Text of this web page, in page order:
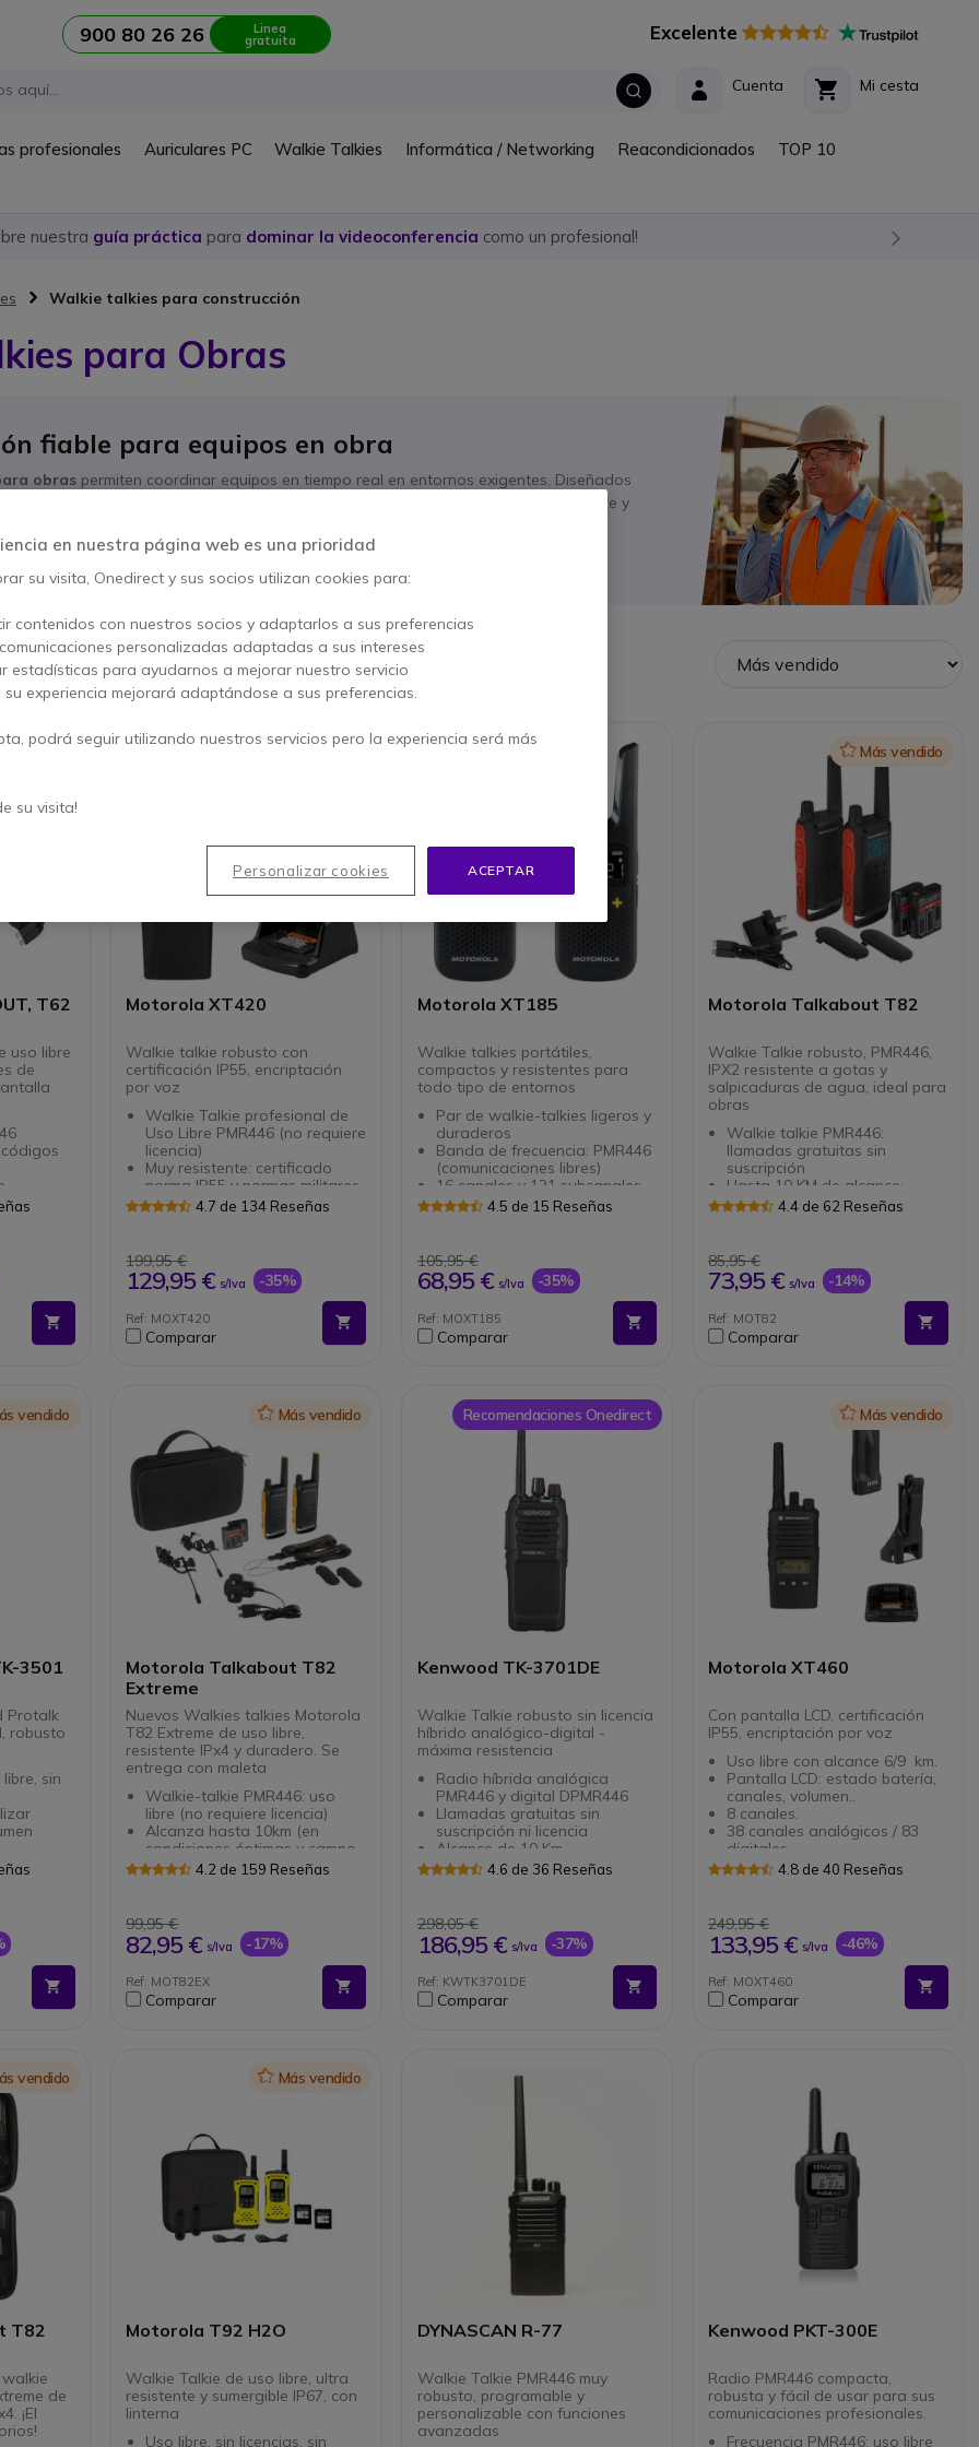
900 80 26 26 Linea
gratuita Excelente
Mi cesta
Cuenta
profesionales Auriculares PC Walkie Talkies Informática / Networking Reacondicionados TOP 10
nuestra guía práctica para dominar la videoconferencia como un profesional!
Walkie talkies para construcción
para Obras
fiable para equipos en obra
obraspermiten coordinar equipos en tiempo real en entornos exigentes. Diseñados
ofrecen resistencia al polvo, lluvia y golpes, además de un audio potente y
grúas, operarios o supervisores, una
el día a día.
1-40 de 144
vendido
T62
uso libre
de
Más vendido
Motorola XT420
Walkie talkie robusto con
certificación IP55, encriptación
por voz
Walkie Talkie profesional de
Uso Libre PMR446 (no requiere
licencia)
Muy resistente: certificado
norma IP55 y normas militares
Con 8 canales y 219 códigos
Función manos libres
Vox/iVox (sin auriculares)
Función clonación con el
Incluye Cargador individual
4.7 de 134 Reseñas
199,95 €
129,95 € s/Iva -35%
Ref: MOXT420
Comparar
Motorola XT185
Walkie talkies portátiles,
compactos y resistentes para
todo tipo de entornos
Par de walkie-talkies ligeros y
duraderos
Banda de frecuencia: PMR446
(comunicaciones libres)
16 canales y 121 subcanales
integrados
Escaneo y monitorización de
canales incorporados
Calidad de audio superior
Modo manos libres disponible
Función VOX/iVOX: detección
automática de voz
Batería de iones de litio: hasta
24 horas de duración
Certificado IP54: protegido
contra el polvo y las
Fácil emparejamiento con
otros walkies
4.5 de 15 Reseñas
105,95 €
68,95 € s/Iva -35%
Ref: MOXT185
Comparar
IconMás vendido
Motorola Talkabout T82
Walkie Talkie robusto, PMR446,
IPX2 resistente a gotas y
salpicaduras de agua, ideal para
obras
Walkie talkie PMR446:
llamadas gratuitas sin
suscripción
Hasta 10 KM de alcance:
comunícate a larga distancia
salpicaduras de agua
Pantalla oculta: simplificando
la navegación y configuración
Baterías de NiMH: 18 horas de
duración
Función aviso por vibración,
Conexión Jack 1 pin 2,5mm
para conexión kit manos libres
4.4 de 62 Reseñas
85,95 €
73,95 € s/Iva -14%
Ref: MOT82
Comparar
vendido
3501
Protalk
robusto
sin
y al
810
IconMás vendido
Motorola Talkabout T82
Extreme
Nuevos Walkies talkies Motorola
T82 Extreme de uso libre,
resistente IPx4 y duradero. Se
entrega con maleta
Walkie-talkie PMR446: uso
libre (no requiere licencia)
Alcanza hasta 10km (en
condiciones óptimas y campo
abierto)
agua
Baterías NiMH
18h de autonomía
16 canales y 121 sub-canales
Modo aviso
4.2 de 159 Reseñas
99,95 €
82,95 € s/Iva -17%
Ref: MOT82EX
Comparar
Recomendaciones Onedirect
Kenwood TK-3701DE
Walkie Talkie robusto sin licencia
híbrido analógico-digital -
máxima resistencia
Radio híbrida analógica
PMR446 y digital DPMR446
Llamadas gratuitas sin
suscripción ni licencia
Alcance de 10 Km
(condiciones óptimas)
IP55: Protección contra polvo
y salpicaduras de agua
Cumple con normas militares
MIL-STD 810 C, D, E, E, F, G
Sonido digital de muy alta
calidad DSP
4.6 de 36 Reseñas
298,05 €
186,95 € s/Iva -37%
Ref: KWTK3701DE
Comparar
IconMás vendido
Motorola XT460
Con pantalla LCD, certificación
IP55, encriptación por voz
Uso libre con alcance 6/9 km.
Pantalla LCD: estado batería,
canales, volumen..
8 canales.
38 canales analógicos / 83
digitales.
Encriptación por voz.
norma IP55
Batería Litio 2150 mh
Incluye Cargador individual
4.8 de 40 Reseñas
249,95 €
133,95 € s/Iva -46%
Ref: MOXT460
Comparar
vendido
T82
de
¡El
IconMás vendido
Motorola T92 H2O
Walkie Talkie de uso libre, ultra
resistente y sumergible IP67, con
linterna
Uso libre, sin licencias, sin
DYNASCAN R-77
Walkie Talkie PMR446 muy
robusto, programable y
personalizable con funciones
avanzadas
Kenwood PKT-300E
Radio PMR446 compacta,
robusta y fácil de usar para sus
comunicaciones profesionales.
Frecuencia PMR446: uso libre
en nuestra página web es una prioridad
su visita, Onedirect y sus socios utilizan cookies para:
contenidos con nuestros socios y adaptarlos a sus preferencias
personalizadas adaptadas a sus intereses
estadísticas para ayudarnos a mejorar nuestro servicio
su experiencia mejorará adaptándose a sus preferencias.
podrá seguir utilizando nuestros servicios pero la experiencia será más
su visita!
ACEPTAR
Personalizar cookies